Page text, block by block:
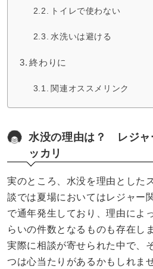
トイレで使わない
水洗いは避ける
終わりに
関連オススメリンク
水没の理由は？ レジャ
ッカリ
実のところ、水没を理由とした
談では夏場においてはレジャー
で通年発生しており、理由によ
らいの件数となるものも存在し
実際に相談が寄せられた中で、
つは心当たりがあるかもしれま